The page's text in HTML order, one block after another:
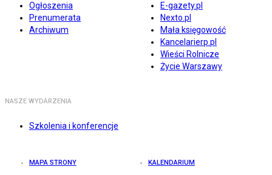
Ogłoszenia
Prenumerata
Archiwum
E-gazety.pl
Nexto.pl
Mała księgowość
Kancelarierp.pl
Wieści Rolnicze
Życie Warszawy
NASZE WYDARZENIA
Szkolenia i konferencje
MAPA STRONY KALENDARIUM